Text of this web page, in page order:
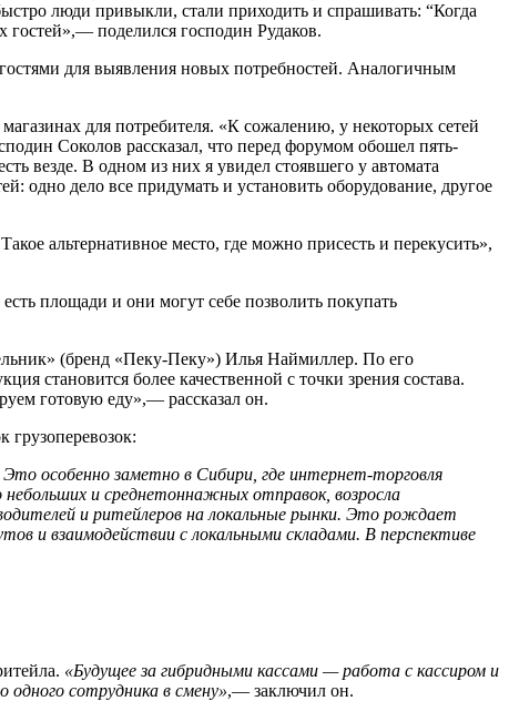
люди привыкли, стали приходить и спрашивать: “Когда
поделился господин Рудаков.
для выявления новых потребностей. Аналогичным
для потребителя. «К сожалению, у некоторых сетей
Соколов рассказал, что перед форумом обошел пять-
везде. В одном из них я увидел стоявшего у автомата
одно дело все придумать и установить оборудование, другое
альтернативное место, где можно присесть и перекусить»,
площади и они могут себе позволить покупать
(бренд «Пеку-Пеку») Илья Наймиллер. По его
становится более качественной с точки зрения состава.
готовую еду»,— рассказал он.
грузоперевозок:
особенно заметно в Сибири, где интернет-торговля
и среднетоннажных отправок, возросла
и ритейлеров на локальные рынки. Это рождает
и взаимодействии с локальными складами. В перспективе
«Будущее за гибридными кассами — работа с кассиром и
сотрудника в смену»,— заключил он.